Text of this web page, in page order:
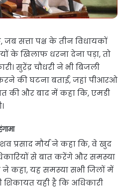
सत्ता पक्ष के तीन विधायकों
के खिलाफ धरना देना पड़ा, तो
सुरेंद्र चौधरी ने भी बिजली
की घटना बताई, जहां पीआरओ
की और बाद में कहा कि, एमडी
प्रसाद मौर्य ने कहा कि, वे खुद
से बात करेंगे और समस्या
कहा, यह समस्या सभी जिलों में
यही है कि अधिकारी